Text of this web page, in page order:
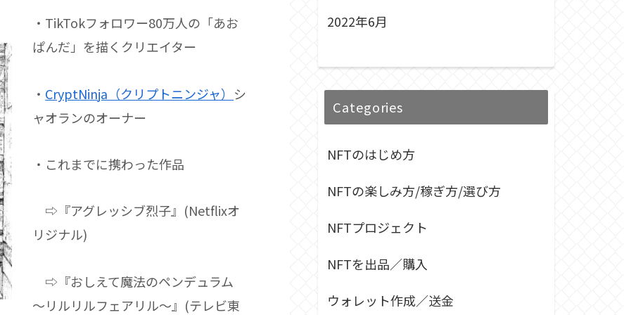
・TikTokフォロワー80万人の「あお
ぱんだ」を描くクリエイター
・ CryptNinja（クリプトニンジャ） シ
ャオランのオーナー
・これまでに携わった作品
⇨『アグレッシブ烈子』(Netflixオ
リジナル)
⇨『おしえて魔法のペンデュラム
～リルリルフェアリル～』(テレビ東
2022年6月
Categories
NFTのはじめ方
NFTの楽しみ方/稼ぎ方/選び方
NFTプロジェクト
NFTを出品／購入
ウォレット作成／送金